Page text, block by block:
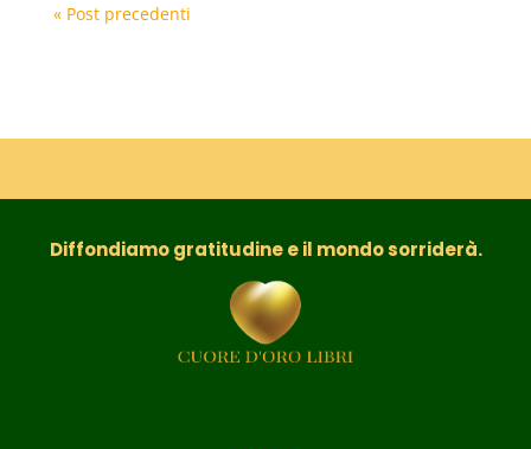
« Post precedenti
Diffondiamo gratitudine e il mondo sorriderà.